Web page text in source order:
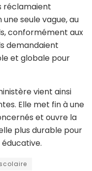
réclamaient
seule vague, au
conformément aux
demandaient
et globale pour
vient ainsi
Elle met fin à une
et ouvre la
plus durable pour